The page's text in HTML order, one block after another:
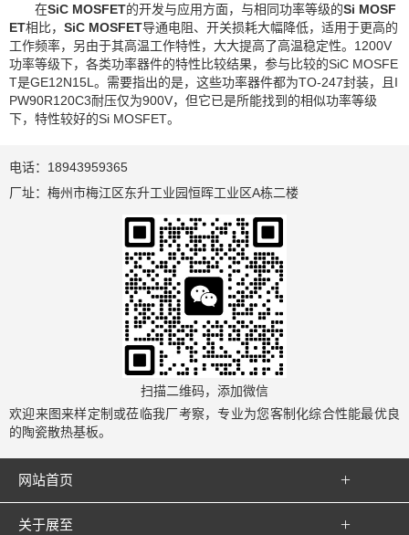
在SiC MOSFET的开发与应用方面，与相同功率等级的Si MOSF
ET相比， SiC MOSFET导通电阻、开关损耗大幅降低，适用于更高的
工作频率，另由于其高温工作特性，大大提高了高温稳定性。1200V
功率等级下，各类功率器件的特性比较结果，参与比较的SiC MOSFE
T是GE12N15L。需要指出的是，这些功率器件都为TO-247封装，且I
PW90R120C3耐压仅为900V，但它已是所能找到的相似功率等级
下，特性较好的Si MOSFET。
电话：18943959365
厂址：梅州市梅江区东升工业园恒晖工业区A栋二楼
扫描二维码，添加微信
欢迎来图来样定制或莅临我厂考察，专业为您客制化综合性能最优良
的陶瓷散热基板。
网站首页 
关于展至 